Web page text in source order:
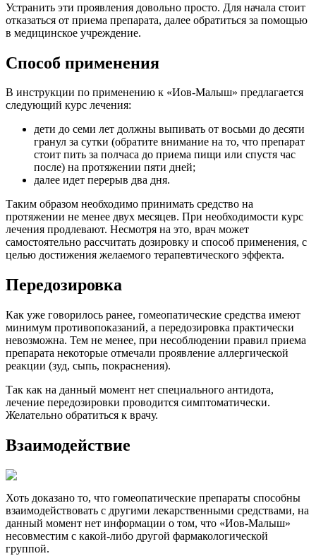
Устранить эти проявления довольно просто. Для начала стоит
отказаться от приема препарата, далее обратиться за помощью
в медицинское учреждение.
Способ применения
В инструкции по применению к «Иов-Малыш» предлагается
следующий курс лечения:
дети до семи лет должны выпивать от восьми до десяти
гранул за сутки (обратите внимание на то, что препарат
стоит пить за полчаса до приема пищи или спустя час
после) на протяжении пяти дней;
далее идет перерыв два дня.
Таким образом необходимо принимать средство на
протяжении не менее двух месяцев. При необходимости курс
лечения продлевают. Несмотря на это, врач может
самостоятельно рассчитать дозировку и способ применения, с
целью достижения желаемого терапевтического эффекта.
Передозировка
Как уже говорилось ранее, гомеопатические средства имеют
минимум противопоказаний, а передозировка практически
невозможна. Тем не менее, при несоблюдении правил приема
препарата некоторые отмечали проявление аллергической
реакции (зуд, сыпь, покраснения).
Так как на данный момент нет специального антидота,
лечение передозировки проводится симптоматически.
Желательно обратиться к врачу.
Взаимодействие
Хоть доказано то, что гомеопатические препараты способны
взаимодействовать с другими лекарственными средствами, на
данный момент нет информации о том, что «Иов-Малыш»
несовместим с какой-либо другой фармакологической
группой.